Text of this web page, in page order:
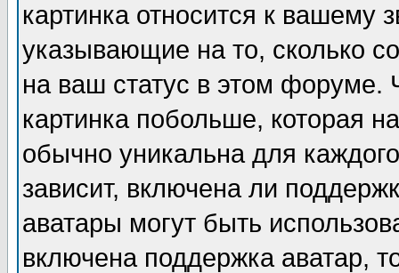
картинка относится к вашему
указывающие на то, сколько
на ваш статус в этом форуме.
картинка побольше, которая
обычно уникальна для
зависит, включена ли
аватары могут быть
включена поддержка аватар,